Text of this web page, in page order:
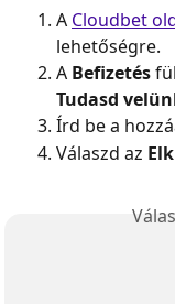
A Cloudbet
lehetőségre.
A Befizetés
Tudasd
Írd be a
Válaszd az